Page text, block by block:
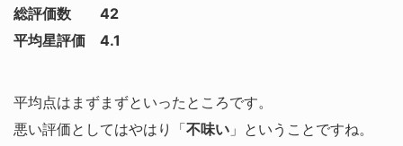
総評価数 42
平均星評価 4.1
平均点はまずまずといったところです。
悪い評価としてはやはり「不味い 」ということですね。